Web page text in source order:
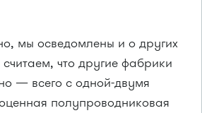
мы осведомлены и о других
что другие фабрики
— всего с одной-двумя
полупроводниковая